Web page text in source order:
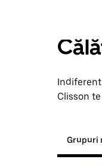
Clisson
Grupuri